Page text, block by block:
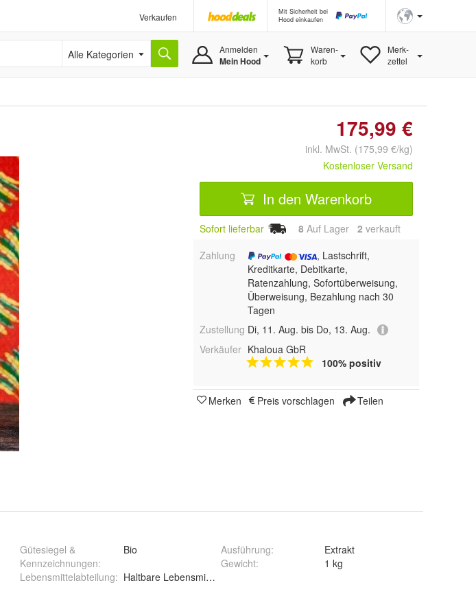
Verkaufen
Mit Sicherheit bei
Hood einkaufen
Alle Kategorien Anmelden
Mein Hood
Waren-
korb
Merk-
zettel
175,99 €
inkl. MwSt. (175,99 €/kg)
Kostenloser Versand
In den Warenkorb
Sofort lieferbar 8 Auf Lager 2 verkauft
Zahlung
, Lastschrift,
Kreditkarte, Debitkarte,
Ratenzahlung, Sofortüberweisung,
Überweisung, Bezahlung nach 30
Tagen
Zustellung Di, 11. Aug. bis Do, 13. Aug.
Verkäufer Khaloua GbR
100% positiv
Merken Preis vorschlagen Teilen
Gütesiegel &
Kennzeichnungen:
Bio
Lebensmittelabteilung: Haltbare Lebensmittel
Ausführung:
Extrakt
Gewicht: 1 kg